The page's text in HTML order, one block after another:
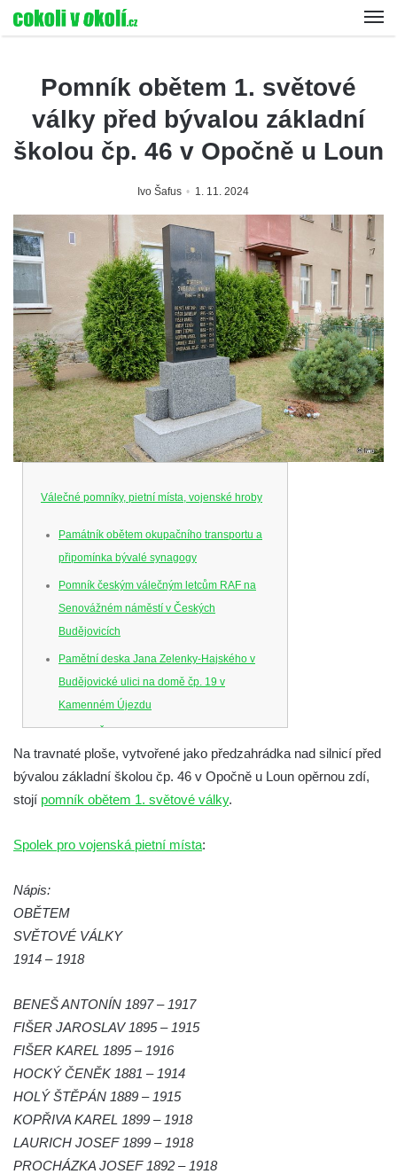
Pomník obětem 1. světové
války před bývalou základní
školou čp. 46 v Opočně u Loun
Ivo Šafus 1. 11. 2024
Válečné pomníky, pietní místa, vojenské hroby
Památník obětem okupačního transportu a
připomínka bývalé synagogy
Pomník českým válečným letcům RAF na
Senovážném náměstí v Českých
Budějovicích
Pamětní deska Jana Zelenky-Hajského v
Budějovické ulici na domě čp. 19 v
Kamenném Újezdu
Kenotaf Šimona Valhy na starém hřbitově v
Kamenném Újezdě
Kenotaf Václava B. Hájka na starém
hřbitově v Kamenném Újezdě
Kamenném Újezdě
Velešíně
Kenotaf Josefa Jílka na hřbitově ve
Velešíně
Hrob Ludvíka Tůmy na hřbitově ve Velešíně
Pomník obětem 2. světové války na hřbitově
u kostela svatého Václava ve Velešíně
Pamětní deska 240 MILES TO FREEDOM u
pomníku obětem válek na náměstí J. V.
Kamarýta ve Velešíně
Na travnaté ploše, vytvořené jako předzahrádka nad silnicí před
bývalou základní školou čp. 46 v Opočně u Loun opěrnou zdí,
stojí pomník obětem 1. světové války.
Spolek pro vojenská pietní místa:
Nápis:
OBĚTEM
SVĚTOVÉ VÁLKY
1914 – 1918
BENEŠ ANTONÍN 1897 – 1917
FIŠER JAROSLAV 1895 – 1915
FIŠER KAREL 1895 – 1916
HOCKÝ ČENĚK 1881 – 1914
HOLÝ ŠTĚPÁN 1889 – 1915
KOPŘIVA KAREL 1899 – 1918
LAURICH JOSEF 1899 – 1918
PROCHÁZKA JOSEF 1892 – 1918